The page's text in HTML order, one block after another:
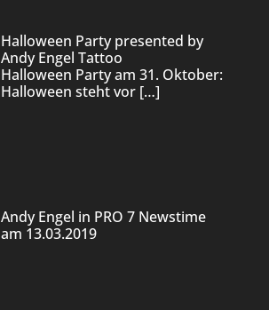
Halloween Party presented by
Andy Engel Tattoo
Halloween Party am 31. Oktober:
Halloween steht vor […]
Andy Engel in PRO 7 Newstime
am 13.03.2019